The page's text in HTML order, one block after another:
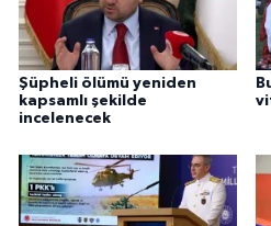
Şüpheli ölümü yeniden
kapsamlı şekilde
incelenecek